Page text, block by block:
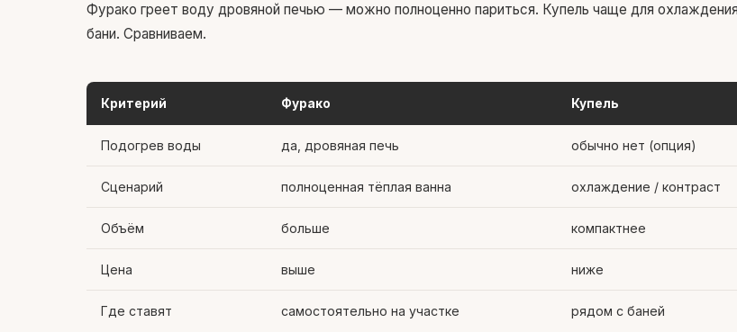
Фурако греет воду дровяной печью — можно полноценно париться. Купель чаще для
бани. Сравниваем.
Критерий Фурако Купель
Подогрев воды да, дровяная печь обычно нет (опция)
Сценарий полноценная тёплая ванна охлаждение / контраст
Объём больше компактнее
Цена выше ниже
Где ставят самостоятельно на участке рядом с баней